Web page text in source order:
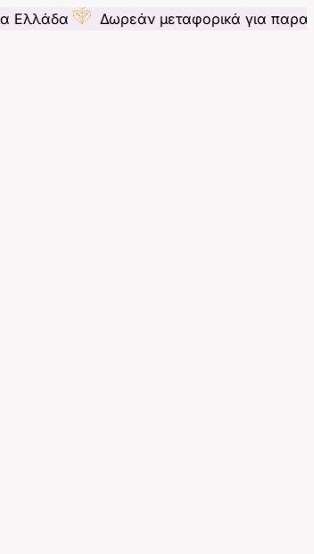
Δωρεάν μεταφορικά για παραγγελίες